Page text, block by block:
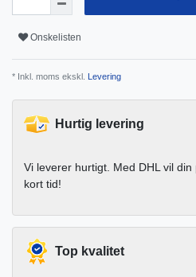
Onskelisten
* Inkl. moms ekskl. Levering
Hurtig levering
Vi leverer hurtigt. Med DHL vil
kort tid!
Top kvalitet